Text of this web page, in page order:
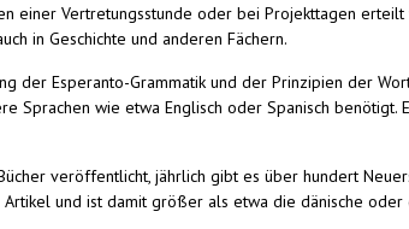
einer Vertretungsstunde oder bei Projekttagen
in Geschichte und anderen Fächern.
der Esperanto-Grammatik und der Prinzipien der
Sprachen wie etwa Englisch oder Spanisch
veröffentlicht, jährlich gibt es über hundert
und ist damit größer als etwa die dänische